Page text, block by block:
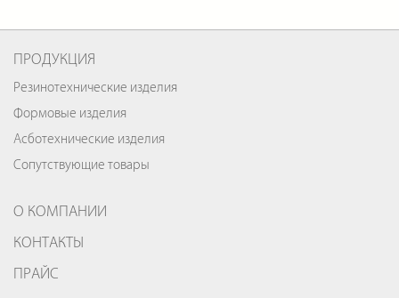
ПРОДУКЦИЯ
Резинотехнические изделия
Формовые изделия
Асботехнические изделия
Сопутствующие товары
О КОМПАНИИ
КОНТАКТЫ
ПРАЙС